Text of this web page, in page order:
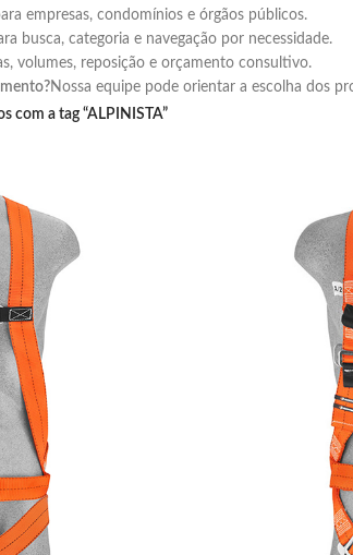
empresas, condomínios e órgãos públicos.
busca, categoria e navegação por necessidade.
volumes, reposição e orçamento consultivo.
Nossa equipe pode orientar a escolha dos
com a tag “ALPINISTA”